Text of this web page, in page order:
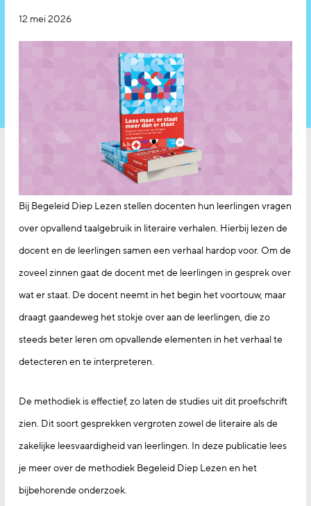
12 mei 2026
Bij Begeleid Diep Lezen stellen docenten hun leerlingen vragen
over opvallend taalgebruik in literaire verhalen. Hierbij lezen de
docent en de leerlingen samen een verhaal hardop voor. Om de
zoveel zinnen gaat de docent met de leerlingen in gesprek over
wat er staat. De docent neemt in het begin het voortouw, maar
draagt gaandeweg het stokje over aan de leerlingen, die zo
steeds beter leren om opvallende elementen in het verhaal te
detecteren en te interpreteren.
De methodiek is effectief, zo laten de studies uit dit proefschrift
zien. Dit soort gesprekken vergroten zowel de literaire als de
zakelijke leesvaardigheid van leerlingen. In deze publicatie lees
je meer over de methodiek Begeleid Diep Lezen en het
bijbehorende onderzoek.